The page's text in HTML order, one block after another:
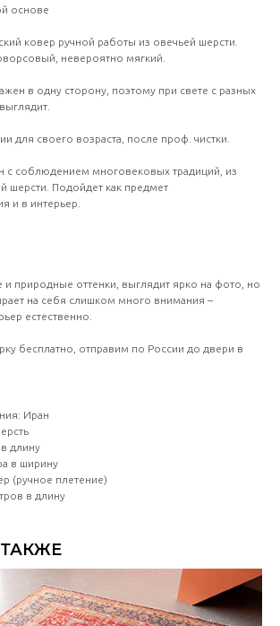
основе
ковер ручной работы из овечьей шерсти.
невероятно мягкий.
в одну сторону, поэтому при свете с разных
для своего возраста, после проф. чистки.
с соблюдением многовековых традиций, из
шерсти. Подойдет как предмет
и в интерьер.
и природные оттенки, выглядит ярко на фото, но
на себя слишком много внимания –
естественно.
бесплатно, отправим по России до двери в
Иран
длину
в ширину
(ручное плетение)
в длину